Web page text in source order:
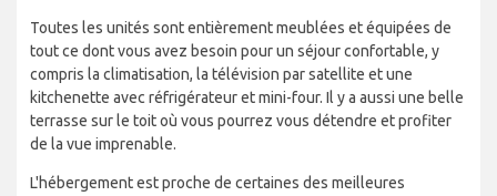
Toutes les unités sont entièrement meublées et équipées de
tout ce dont vous avez besoin pour un séjour confortable, y
compris la climatisation, la télévision par satellite et une
kitchenette avec réfrigérateur et mini-four. Il y a aussi une belle
terrasse sur le toit où vous pourrez vous détendre et profiter
de la vue imprenable.
L'hébergement est proche de certaines des meilleures